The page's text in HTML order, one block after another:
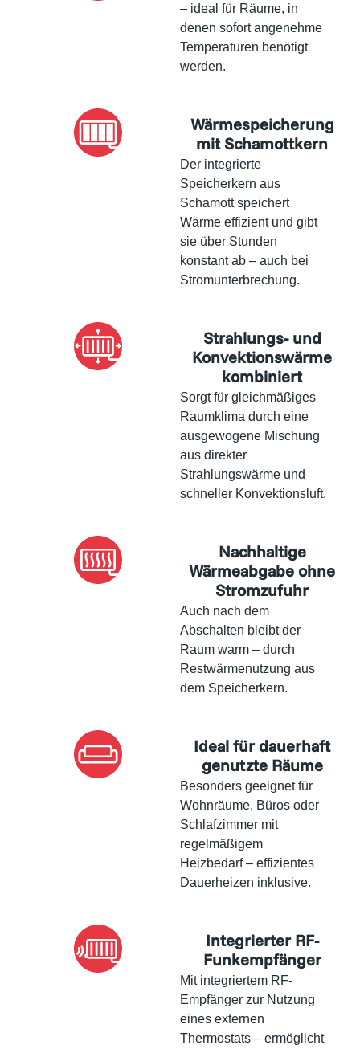
– ideal für Räume, in
denen sofort angenehme
Temperaturen benötigt
werden.
Wärmespeicherung
mit Schamottkern
Der integrierte
Speicherkern aus
Schamott speichert
Wärme effizient und gibt
sie über Stunden
konstant ab – auch bei
Stromunterbrechung.
Strahlungs- und
Konvektionswärme
kombiniert
Sorgt für gleichmäßiges
Raumklima durch eine
ausgewogene Mischung
aus direkter
Strahlungswärme und
schneller Konvektionsluft.
Nachhaltige
Wärmeabgabe ohne
Stromzufuhr
Auch nach dem
Abschalten bleibt der
Raum warm – durch
Restwärmenutzung aus
dem Speicherkern.
Ideal für dauerhaft
genutzte Räume
Besonders geeignet für
Wohnräume, Büros oder
Schlafzimmer mit
regelmäßigem
Heizbedarf – effizientes
Dauerheizen inklusive.
Integrierter RF-
Funkempfänger
Mit integriertem RF-
Empfänger zur Nutzung
eines externen
Thermostats – ermöglicht